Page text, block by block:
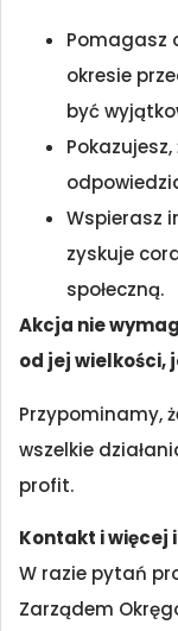
Pomagasz
okresie
być
Wspierasz
zyskuje
społeczną.
Akcja nie
od jej wielkości,
Przypominamy,
wszelkie
profit.
Kontakt i więcej
W razie pytań
Zarządem